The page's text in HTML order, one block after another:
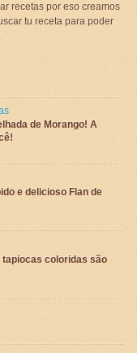
recetas por eso creamos
tu receta para poder
de Morango! A
e delicioso Flan de
coloridas são